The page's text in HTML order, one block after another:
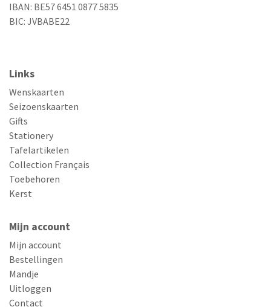
IBAN: BE57 6451 0877 5835
BIC: JVBABE22
Links
Wenskaarten
Seizoenskaarten
Gifts
Stationery
Tafelartikelen
Collection Français
Toebehoren
Kerst
Mijn account
Mijn account
Bestellingen
Mandje
Uitloggen
Contact